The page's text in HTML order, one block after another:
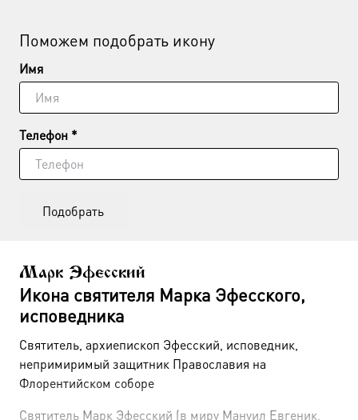
Поможем подобрать икону
Имя
Телефон *
Подобрать
Марк Эфесский
Икона святителя Марка Эфесского,
исповедника
Святитель, архиепископ Эфесский, исповедник,
непримиримый защитник Православия на
Флорентийском соборе
Святитель Марк Эфесский (в миру Мануил Евгеник,